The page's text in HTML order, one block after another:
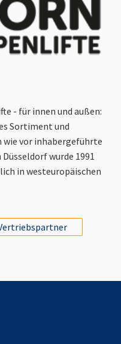
- für innen und außen:
Sortiment und
wie vor inhabergeführte
wurde 1991
in westeuropäischen